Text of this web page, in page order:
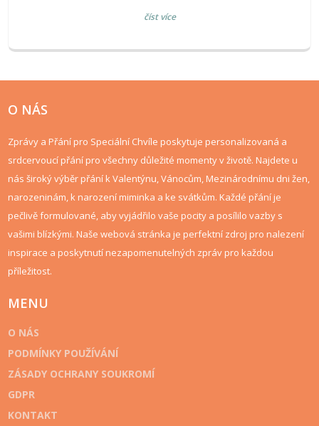
číst více
O NÁS
Zprávy a Přání pro Speciální Chvíle poskytuje personalizovaná a
srdcervoucí přání pro všechny důležité momenty v životě. Najdete u
nás široký výběr přání k Valentýnu, Vánocům, Mezinárodnímu dni žen,
narozeninám, k narození miminka a ke svátkům. Každé přání je
pečlivě formulované, aby vyjádřilo vaše pocity a posílilo vazby s
vašimi blízkými. Naše webová stránka je perfektní zdroj pro nalezení
inspirace a poskytnutí nezapomenutelných zpráv pro každou
příležitost.
MENU
O NÁS
PODMÍNKY POUŽÍVÁNÍ
ZÁSADY OCHRANY SOUKROMÍ
GDPR
KONTAKT